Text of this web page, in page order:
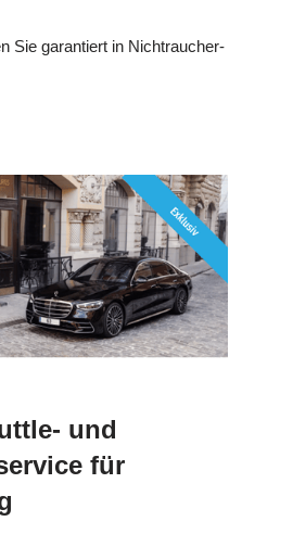
Sie garantiert in Nichtraucher-
und
für